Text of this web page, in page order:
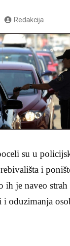
Redakcija
su u
i
ih je naveo
i oduzimanja